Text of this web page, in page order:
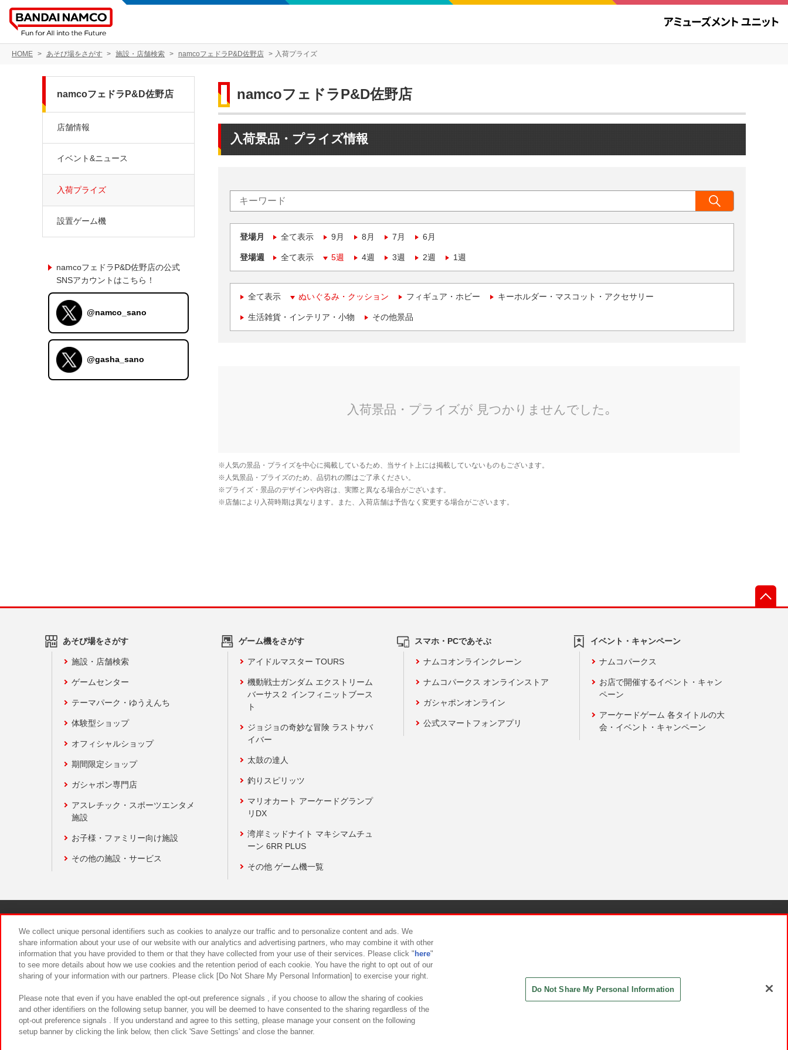
HOME あそび場をさがす 施設・店舗検索 namcoフェドラP&D佐野店 入荷プライズ
namcoフェドラP&D佐野店
入荷景品・プライズ情報
登場月 全て表示 9月 8月 7月 6月
登場週 全て表示 5週 4週 3週 2週 1週
全て表示 ぬいぐるみ・クッション フィギュア・ホビー キーホルダー・マスコット・アクセサリー
生活雑貨・インテリア・小物 その他景品
namcoフェドラP&D佐野店
店舗情報
イベント&ニュース
入荷プライズ
設置ゲーム機
namcoフェドラP&D佐野店の公式
SNSアカウントはこちら！
@namco_sano
@gasha_sano
あそび場をさがす
施設・店舗検索
ゲームセンター
テーマパーク・ゆうえんち
体験型ショップ
オフィシャルショップ
期間限定ショップ
ガシャポン専門店
アスレチック・スポーツエンタメ
施設
お子様・ファミリー向け施設
その他の施設・サービス
ゲーム機をさがす
アイドルマスター TOURS
機動戦士ガンダム エクストリーム
バーサス２ インフィニットブース
ト
ジョジョの奇妙な冒険 ラストサバ
イバー
太鼓の達人
釣りスピリッツ
マリオカート アーケードグランプ
リDX
湾岸ミッドナイト マキシマムチュ
ーン 6RR PLUS
その他 ゲーム機一覧
スマホ・PCであそぶ
ナムコオンラインクレーン
ナムコパークス オンラインストア
ガシャポンオンライン
公式スマートフォンアプリ
イベント・キャンペーン
ナムコパークス
お店で開催するイベント・キャン
ペーン
アーケードゲーム 各タイトルの大
会・イベント・キャンペーン
食品のご提供について カスタマーハラスメント対応方針
We collect unique personal identifiers such as cookies to analyze our traffic and to personalize content and ads. We
share information about your use of our website with our analytics and advertising partners, who may combine it with other
information that you have provided to them or that they have collected from your use of their services. Please click " here"
to see more details about how we use cookies and the retention period of each cookie. You have the right to opt out of our
sharing of your information with our partners. Please click [Do Not Share My Personal Information] to exercise your right.
Please note that even if you have enabled the opt-out preference signals , if you choose to allow the sharing of cookies
and other identifiers on the following setup banner, you will be deemed to have consented to the sharing regardless of the
opt-out preference signals . If you understand and agree to this setting, please manage your consent on the following
setup banner by clicking the link below, then click 'Save Settings' and close the banner.
Do Not Share My Personal Information